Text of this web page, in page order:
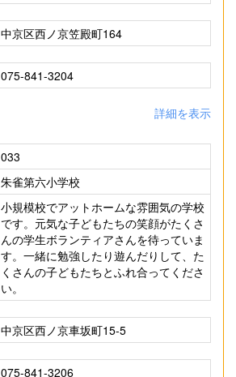
中京区西ノ京笠殿町164
075-841-3204
詳細を表示
033
朱雀第六小学校
小規模校でアットホームな雰囲気の学校
です。元気な子どもたちの笑顔がたくさ
んの学生ボランティアさんを待っていま
す。一緒に勉強したり遊んだりして、た
くさんの子どもたちとふれ合ってくださ
い。
中京区西ノ京車坂町15-5
075-841-3206